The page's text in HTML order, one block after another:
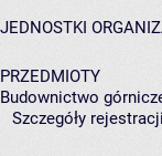
JEDNOSTKI
PRZEDMIOTY
Budownictwo
Szczegóły